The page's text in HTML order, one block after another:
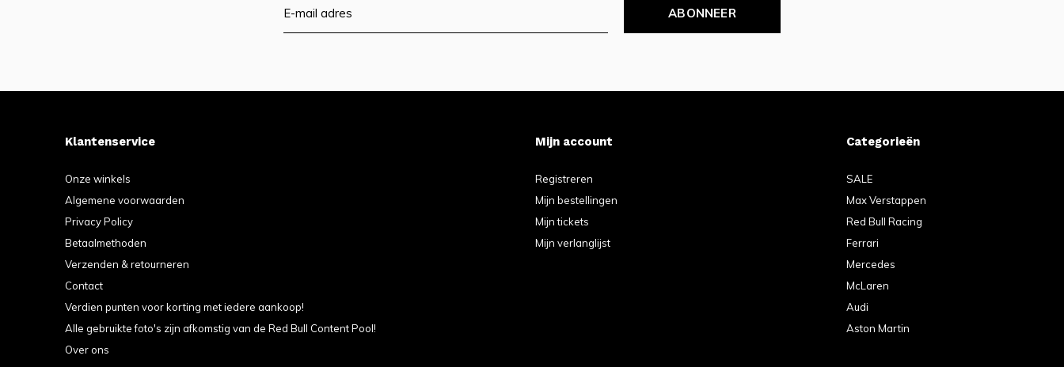
ABONNEER
Klantenservice
Onze winkels
Algemene voorwaarden
Privacy Policy
Betaalmethoden
Verzenden & retourneren
Contact
Verdien punten voor korting met iedere aankoop!
Alle gebruikte foto's zijn afkomstig van de Red Bull Content Pool!
Over ons
Mijn account
Registreren
Mijn bestellingen
Mijn tickets
Mijn verlanglijst
Categorieën
SALE
Max Verstappen
Red Bull Racing
Ferrari
Mercedes
McLaren
Audi
Aston Martin